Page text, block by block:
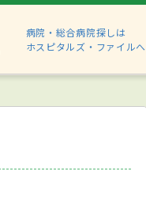
病院・総合病院探しは
ホスピタルズ・ファイルへ